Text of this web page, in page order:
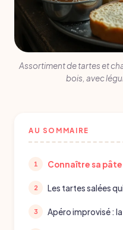
Assortiment de tartes et
bois, avec
AU SOMMAIRE
Connaître sa
Les tartes salées
Apéro improvisé :